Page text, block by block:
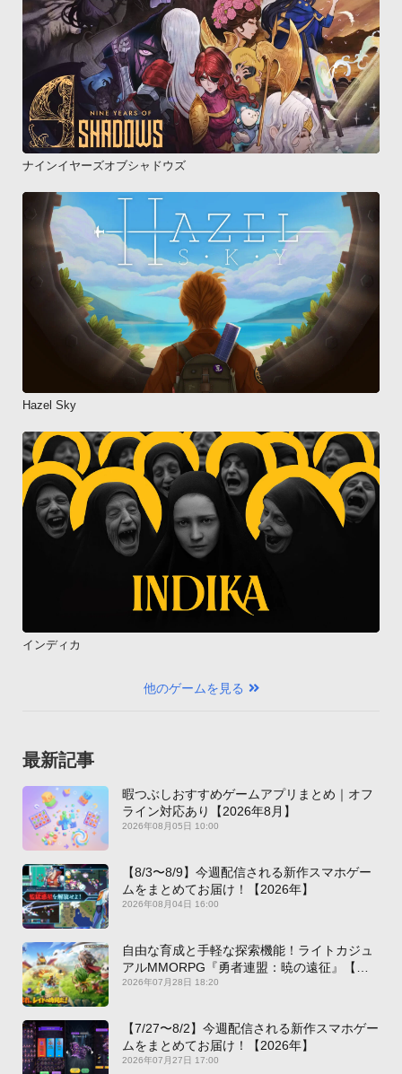
ナインイヤーズオブシャドウズ
Hazel Sky
インディカ
他のゲームを見る
最新記事
暇つぶしおすすめゲームアプリまとめ｜オフ
ライン対応あり【2026年8月】
2026年08月05日 10:00
【8/3〜8/9】今週配信される新作スマホゲー
ムをまとめてお届け！【2026年】
2026年08月04日 16:00
自由な育成と手軽な探索機能！ライトカジュ
アルMMORPG『勇者連盟：暁の遠征』【最
新作PICKUP】
2026年07月28日 18:20
【7/27〜8/2】今週配信される新作スマホゲー
ムをまとめてお届け！【2026年】
2026年07月27日 17:00